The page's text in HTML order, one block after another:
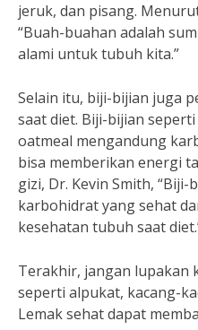
jeruk, dan pisang.
“Buah-buahan adalah
alami untuk tubuh kita.”
Selain itu, biji-bijian juga
saat diet. Biji-bijian
oatmeal mengandung
bisa memberikan energi
gizi, Dr. Kevin Smith,
karbohidrat yang sehat
kesehatan tubuh saat
Terakhir, jangan lupakan
seperti alpukat, kacang-
Lemak sehat dapat